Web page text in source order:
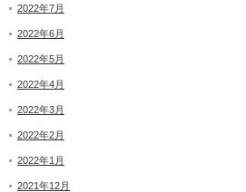
2022年7月
2022年6月
2022年5月
2022年4月
2022年3月
2022年2月
2022年1月
2021年12月